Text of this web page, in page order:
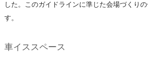
した。このガイドラインに準じた会場づくり
す。
車イススペース